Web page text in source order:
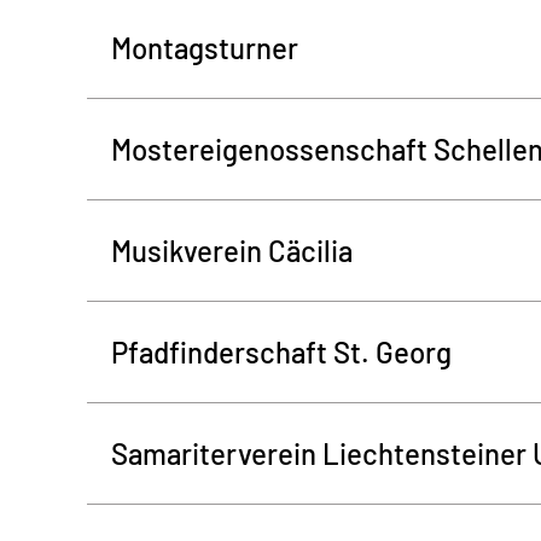
Montagsturner
Mostereigenossenschaft
Musikverein Cäcilia
Pfadfinderschaft St. Georg
Samariterverein Liechtensteiner